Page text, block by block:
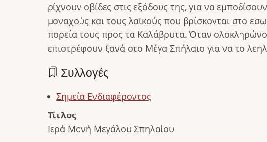
ρίχνουν οβίδες στις εξόδους της, για να
μοναχούς και τους λαϊκούς που βρίσκονται στο
πορεία τους προς τα Καλάβρυτα. Όταν
επιστρέφουν ξανά στο Μέγα Σπήλαιο για να το
Συλλογές
Σημεία Ενδιαφέροντος
Τίτλος
Ιερά Μονή Μεγάλου Σπηλαίου